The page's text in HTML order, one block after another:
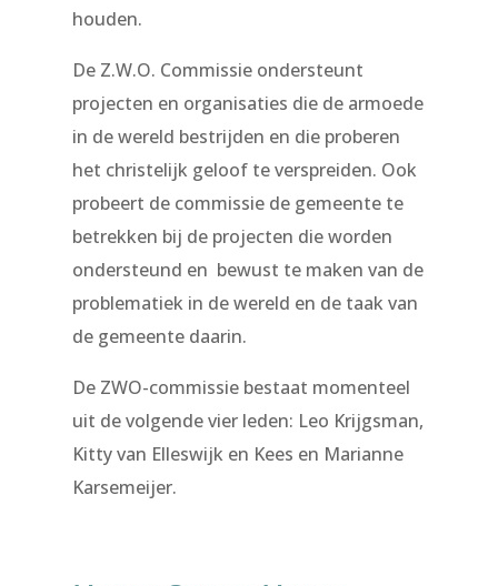
houden.
De Z.W.O. Commissie ondersteunt
projecten en organisaties die de armoede
in de wereld bestrijden en die proberen
het christelijk geloof te verspreiden. Ook
probeert de commissie de gemeente te
betrekken bij de projecten die worden
ondersteund en bewust te maken van de
problematiek in de wereld en de taak van
de gemeente daarin.
De ZWO-commissie bestaat momenteel
uit de volgende vier leden: Leo Krijgsman,
Kitty van Elleswijk en Kees en Marianne
Karsemeijer.